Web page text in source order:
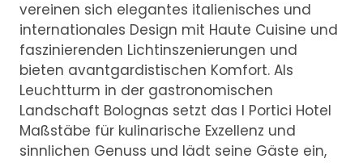
vereinen sich elegantes italienisches und
internationales Design mit Haute Cuisine und
faszinierenden Lichtinszenierungen und
bieten avantgardistischen Komfort. Als
Leuchtturm in der gastronomischen
Landschaft Bolognas setzt das I Portici Hotel
Maßstäbe für kulinarische Exzellenz und
sinnlichen Genuss und lädt seine Gäste ein,